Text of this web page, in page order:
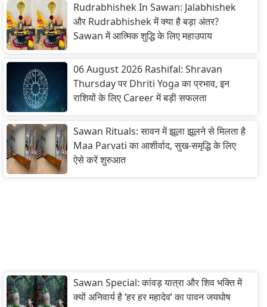
Rudrabhishek In Sawan: Jalabhishek
और Rudrabhishek में क्या है बड़ा अंतर?
Sawan में आत्मिक शुद्धि के लिए महाउपाय
06 August 2026 Rashifal: Shravan
Thursday पर Dhriti Yoga का प्रभाव, इन
राशियों के लिए Career में बड़ी सफलता
Sawan Rituals: सावन में झूला झूलने से मिलता है
Maa Parvati का आशीर्वाद, सुख-समृद्धि के लिए
ऐसे करें शुरुआत
Sawan Special: कांवड़ यात्रा और शिव भक्ति में
क्यों अनिवार्य है ‘हर हर महादेव’ का पावन जयघोष